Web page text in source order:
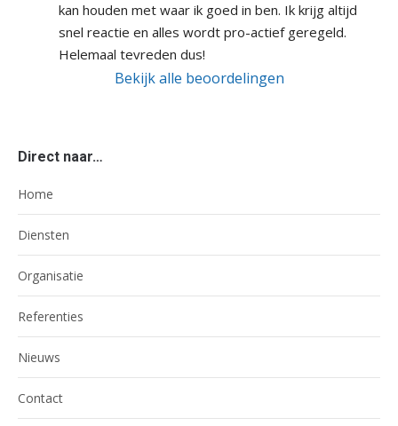
kan houden met waar ik goed in ben. Ik krijg altijd
snel reactie en alles wordt pro-actief geregeld.
Helemaal tevreden dus!
Bekijk alle beoordelingen
Direct naar…
Home
Diensten
Organisatie
Referenties
Nieuws
Contact